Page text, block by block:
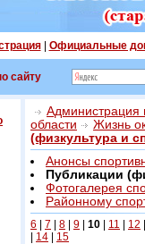
| Официальные
сайту
Администрация
области
Жизнь
(физкультура и
Анонсы
Публикации
Фотогалерея
Районному
6 7 8 9 10 11 12
14 15